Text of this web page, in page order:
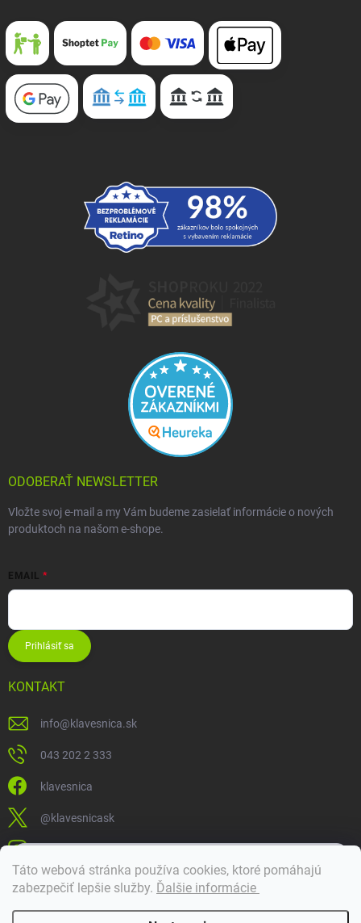
Táto webová stránka používa cookies, ktoré pomáhajú
zabezpečiť lepšie služby. Ďalšie informácie
ODOBERAŤ NEWSLETTER
Vložte svoj e-mail a my Vám budeme zasielať informácie o nových
produktoch na našom e-shope.
EMAIL
Prihlásiť sa
KONTAKT
info@klavesnica.sk
043 202 2 333
klavesnica
@klavesnicask
klavesnica_sk
Doprava a platba
Dobrý deň! 👋 Pomôžem vám nájsť správny diel. Napíšte mi.